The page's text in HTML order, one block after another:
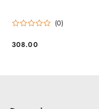
(0)
Cena:
308.00